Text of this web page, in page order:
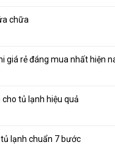
chữa
giá rẻ đáng mua nhất hiện
cho tủ lạnh hiệu quả
lạnh chuẩn 7 bước